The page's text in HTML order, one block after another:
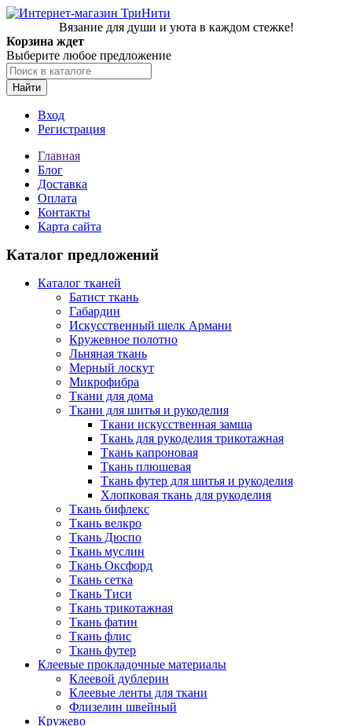
Вязание для души и уюта в каждом стежке!
Корзина ждет
Выберите любое предложение
Найти
Вход
Регистрация
Главная
Блог
Доставка
Оплата
Контакты
Карта сайта
Каталог предложений
Каталог тканей
Батист ткань
Габардин
Искусственный шелк Армани
Кружевное полотно
Льняная ткань
Мерный лоскут
Микрофибра
Ткани для дома
Ткани для шитья и рукоделия
Ткани искусственная замша
Ткань для рукоделия трикотажная
Ткань капроновая
Ткань плюшевая
Ткань футер для шитья и рукоделия
Хлопковая ткань для рукоделия
Ткань бифлекс
Ткань велкро
Ткань Дюспо
Ткань муслин
Ткань Оксфорд
Ткань сетка
Ткань Тиси
Ткань трикотажная
Ткань фатин
Ткань флис
Ткань футер
Клеевые прокладочные материалы
Клеевой дублерин
Клеевые ленты для ткани
Флизелин швейный
Кружево